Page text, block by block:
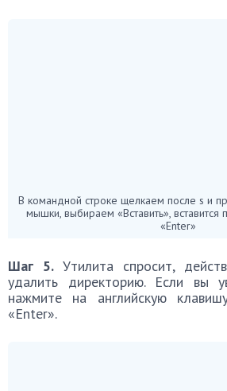
В командной строке щелкаем после s и
мышки, выбираем «Вставить», вставится
«Enter»
Шаг 5.Утилита спросит,
удалить директорию. Если вы
нажмите на английскую
«Enter».